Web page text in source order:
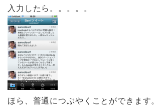
入力したら。。。。。
ほら、普通につぶやくことができます。